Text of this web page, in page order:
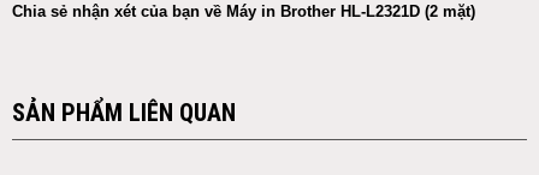
Chia sẻ nhận xét của bạn về Máy in Brother HL-L2321D (2 mặt)
SẢN PHẨM LIÊN QUAN